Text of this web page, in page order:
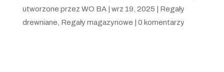
utworzone przez WO BA| wrz 19, 2025
Regały
drewniane Regały magazynowe 0 komentarzy